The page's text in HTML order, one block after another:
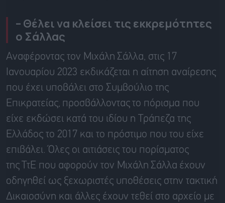
– Θέλει να κλείσει τις εκκρεμότητες
ο Σάλλας
Αναφέροντας τον Μιχάλη Σάλλα, στις 17
Ιανουαρίου 2023 εκδικάζεται η αίτηση αναίρεσης
που έχει υποβάλει στο Συμβούλιο της
Επικρατείας, προσβάλλοντας το πόρισμα που
είχε εκδώσει κατά του ιδίου η Τράπεζα της
Ελλάδος το 2017 και το πρόστιμο που του είχε
επιβάλει. Όλες οι αιτιάσεις του πορίσματος
της
ΤτΕ που αφορούν τον Μιχάλη Σάλλα έχουν
οδηγηθεί ως ξεχωριστές υποθέσεις στην τακτική
Δικαιοσύνη και άλλες έχουν τεθεί στο αρχείο με